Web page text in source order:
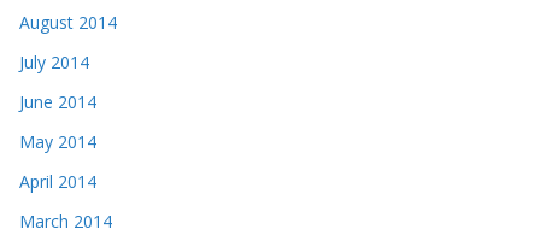
August 2014
July 2014
June 2014
May 2014
April 2014
March 2014